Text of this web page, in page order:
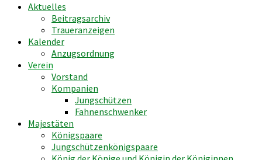
Aktuelles
Beitragsarchiv
Traueranzeigen
Kalender
Anzugsordnung
Verein
Vorstand
Kompanien
Jungschützen
Fahnenschwenker
Majestäten
Königspaare
Jungschützenkönigspaare